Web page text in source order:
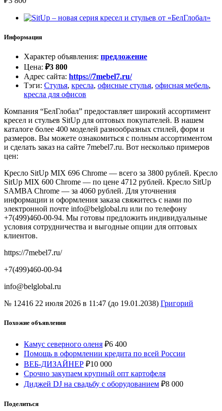
Информация
Характер объявления: предложение
Цена: ₽3 800
Адрес сайта: https://7mebel7.ru/
Тэги: Стулья, кресла, офисные стулья, офисная мебель,
кресла для офисов
Компания “БелГлобал” предоставляет широкий ассортимент
кресел и стульев SitUp для оптовых покупателей. В нашем
каталоге более 400 моделей разнообразных стилей, форм и
размеров. Вы можете ознакомиться с полным ассортиментом
и сделать заказ на сайте 7mebel7.ru. Вот несколько примеров
цен:
Кресло SitUp MIX 696 Chrome — всего за 3800 рублей. Кресло
SitUp MIX 600 Chrome — по цене 4712 рублей. Кресло SitUp
SAMBA Chrome — за 4060 рублей. Для уточнения
информации и оформления заказа свяжитесь с нами по
электронной почте info@belglobal.ru или по телефону
+7(499)460-00-94. Мы готовы предложить индивидуальные
условия сотрудничества и выгодные опции для оптовых
клиентов.
https://7mebel7.ru/
+7(499)460-00-94
info@belglobal.ru
№ 12416 22 июля 2026 в 11:47 (до 19.01.2038) Григорий
Похожие объявления
Камус северного оленя ₽6 400
Помощь в оформлении кредита по всей России
ВЕБ-ДИЗАЙНЕР ₽10 000
Срочно закупаем крупный опт картофеля
Диджей DJ на свадьбу с оборудованием ₽8 000
Поделиться